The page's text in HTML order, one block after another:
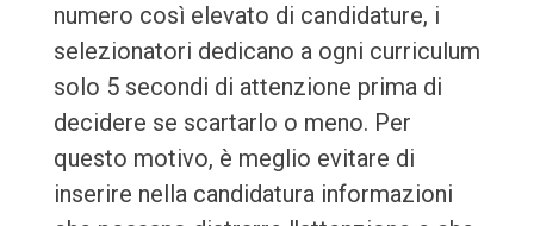
numero così elevato di candidature, i
selezionatori dedicano a ogni curriculum
solo 5 secondi di attenzione prima di
decidere se scartarlo o meno. Per
questo motivo, è meglio evitare di
inserire nella candidatura informazioni